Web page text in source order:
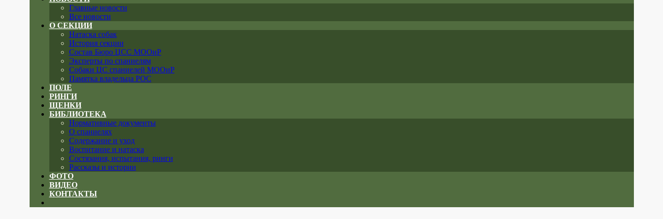
Главные новости
Все новости
О СЕКЦИИ
Натаска собак
История секции
Состав Бюро ЦСС МООиР
Эксперты по спаниелям
Собаки ЦС спаниелей МООиР
Памятка владельца РОС
ПОЛЕ
РИНГИ
ЩЕНКИ
БИБЛИОТЕКА
Нормативные документы
О спаниелях
Содержание и уход
Воспитание и натаска
Состязания, испытания, ринги
Рассказы и истории
ФОТО
ВИДЕО
КОНТАКТЫ
menu